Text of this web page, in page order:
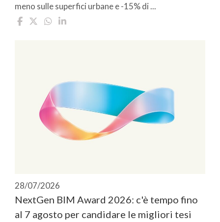
meno sulle superfici urbane e -15% di ...
28/07/2026
NextGen BIM Award 2026: c'è tempo fino
al 7 agosto per candidare le migliori tesi